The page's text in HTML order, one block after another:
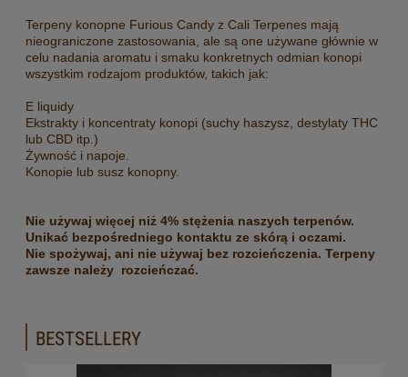
Terpeny konopne Furious Candy z Cali Terpenes mają
nieograniczone zastosowania, ale są one używane głównie w
celu nadania aromatu i smaku konkretnych odmian konopi
wszystkim rodzajom produktów, takich jak:
E liquidy
Ekstrakty i koncentraty konopi (suchy haszysz, destylaty THC
lub CBD itp.)
Żywność i napoje.
Konopie lub susz konopny.
Nie używaj więcej niż 4% stężenia naszych terpenów.
Unikać bezpośredniego kontaktu ze skórą i oczami.
Nie spożywaj, ani nie używaj bez rozcieńczenia. Terpeny
zawsze należy rozcieńczać.
BESTSELLERY